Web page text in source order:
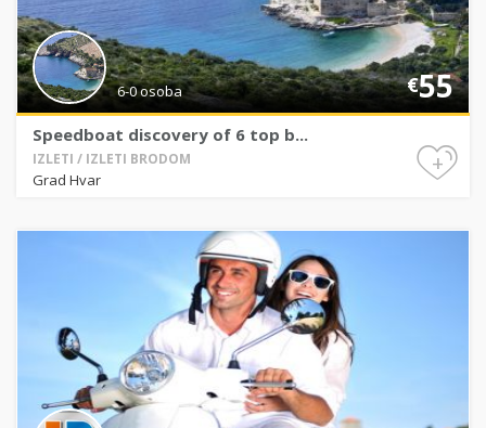
6-0 osoba €55
Speedboat discovery of 6 top b...
IZLETI / IZLETI BRODOM
Grad Hvar
+